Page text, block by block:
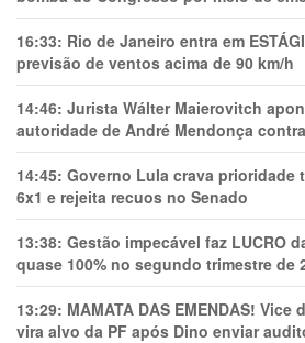
16:33: Rio de Janeiro entra em
previsão de ventos acima de 90 km/h
14:46: Jurista Wálter Maierovitch
autoridade de André Mendonça
14:45: Governo Lula crava prioridade
6x1 e rejeita recuos no Senado
13:38: Gestão impecável faz LUCRO
quase 100% no segundo trimestre de
13:29: MAMATA DAS EMENDAS!
vira alvo da PF após Dino enviar